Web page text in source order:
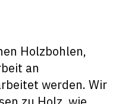
Holzbohlen,
an
werden. Wir